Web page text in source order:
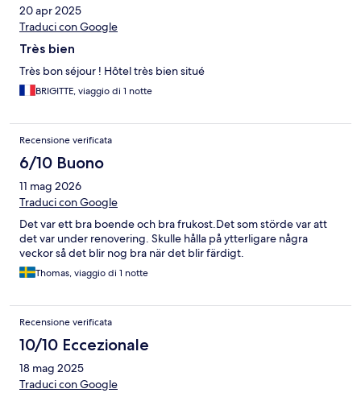
20 apr 2025
Traduci con Google
Très bien
Très bon séjour ! Hôtel très bien situé
BRIGITTE, viaggio di 1 notte
Recensione verificata
6/10 Buono
11 mag 2026
Traduci con Google
Det var ett bra boende och bra frukost.Det som störde var att
det var under renovering. Skulle hålla på ytterligare några
veckor så det blir nog bra när det blir färdigt.
Thomas, viaggio di 1 notte
Recensione verificata
10/10 Eccezionale
18 mag 2025
Traduci con Google